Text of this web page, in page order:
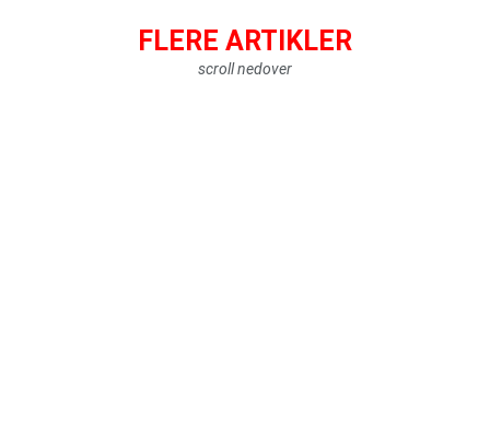
FLERE ARTIKLER
scroll nedover